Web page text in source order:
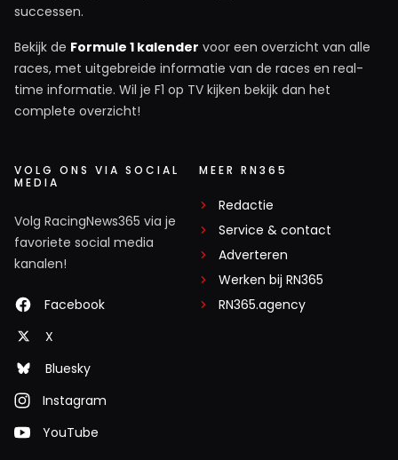
successen.
Bekijk de Formule 1 kalender voor een overzicht van alle
races, met uitgebreide informatie van de races en real-
time informatie. Wil je F1 op TV kijken bekijk dan het
complete overzicht!
VOLG ONS VIA SOCIAL
MEDIA
Volg RacingNews365 via je
favoriete social media
kanalen!
Facebook
X
Bluesky
Instagram
YouTube
MEER RN365
Redactie
Service & contact
Adverteren
Werken bij RN365
RN365.agency